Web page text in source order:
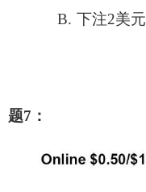
B. 下注2美元
题7：